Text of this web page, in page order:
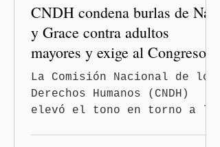
CNDH condena burlas de Nay
y Grace contra adultos
mayores y exige al Congreso
frenar discursos
discriminatorios
La Comisión Nacional de los
Derechos Humanos (CNDH)
elevó el tono en torno a la